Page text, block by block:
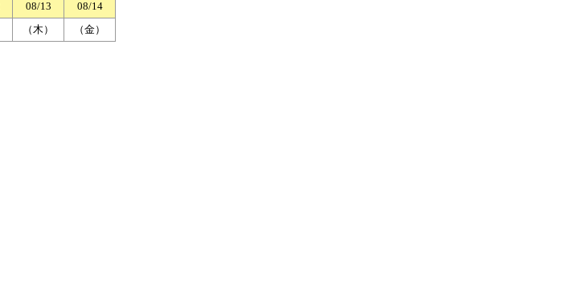
08/13
08/14
（木） （金）